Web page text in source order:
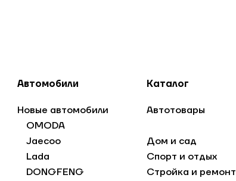
Автомобили
Новые автомобили
OMODA
Jaecoo
Lada
DONGFENG
Каталог
Автотовары
Дом и сад
Спорт и отдых
Стройка и ремонт